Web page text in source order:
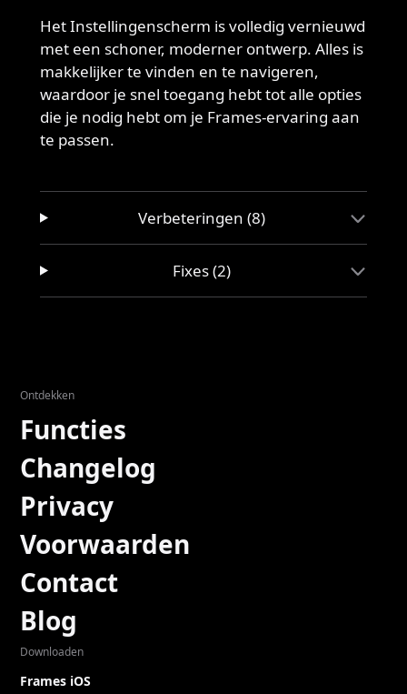
Het Instellingenscherm is volledig vernieuwd
met een schoner, moderner ontwerp. Alles is
makkelijker te vinden en te navigeren,
waardoor je snel toegang hebt tot alle opties
die je nodig hebt om je Frames-ervaring aan
te passen.
Verbeteringen (8)
Fixes (2)
Ontdekken
Functies
Changelog
Privacy
Voorwaarden
Contact
Blog
Downloaden
Frames iOS